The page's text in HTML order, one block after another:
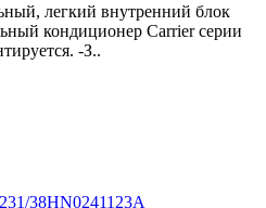
легкий внутренний блок
кондиционер Carrier серии
-З..